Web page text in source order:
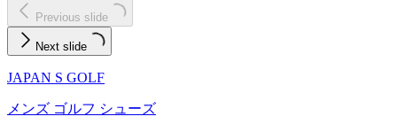
Previous slide
Next slide
JAPAN S GOLF
メンズ ゴルフ シューズ